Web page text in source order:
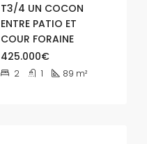
T3/4 UN COCON
ENTRE PATIO ET
COUR FORAINE
425.000€
2 1 89 m²